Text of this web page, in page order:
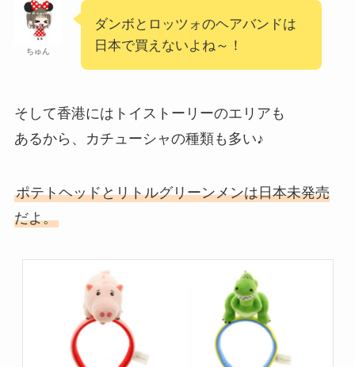
ちゅん
ダンボとロッツォのヘアバンドは
日本で買えないよね～！
そして香港にはトイストーリーのエリアも
あるから、カチューシャの種類も多い♪
ポテトヘッドとリトルグリーンメンは日本未発売
だよ。